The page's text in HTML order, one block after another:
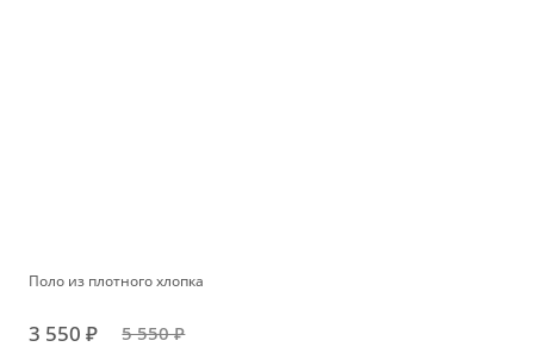
Поло из плотного хлопка
3 550 ₽ 5 550 ₽